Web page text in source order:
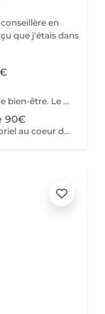
en
que j'étais dans
Offrez à vos pieds une véritable parenthèse de bien-être. Le Feet Spa Signature Bella Linea est un rituel de relaxation de 45 minutes, réalisé avec notre appareil, spécialement adapté aux pieds. L'association de l'eau chaude, des jets relaxants et d'un massage expert procure une sensation immédiate de légèreté tout en prenant soin de votre peau. Le déroulement du soin -Nettoyage et préparation des pieds -Bain relaxant avec jets d'eau -Gommage exfoliant pour éliminer les cellules mortes -Soin anti-callosités ciblé -Massage relaxant des pieds -Hydratation intense pour une peau douce et nourrie. Les bienfaits -Soulage les pieds fatigués -Diminue les sensations de lourdeur -Adoucit les callosités -Hydrate intensément la peau -Favorise la détente et réduit le stress Laisse les pieds doux et sublimés Que vous passiez vos journées debout, que vous pratiquiez une activité sportive ou que vous souhaitiez simplement vous accorder un moment pour vous, le Feet Spa Signature est le soin idéal pour retrouver des pieds légers et parfaitement entretenus.
90€
Bella Harmony vous invite à un voyage sensoriel au coeur de l'art ancestral du Kobido. Ce massage japonais du visage associe une gestuelle précise et rythmée à des mouvements délicats qui stimulent la circulation sanguine et énergétique, raffermissent les tissus et redonnent éclat au teint. Au-delà de son action anti-âge visible, il procure une profonde sensation de bien-être : Tonifie les muscles du visage et redessine les contours Stimule la circulation et l'éclat naturel de la peau Lisse les traits et atténue les signes de fatigue Apporte sérénité et détente intérieure. Un soin d'exception qui conjugue beauté et harmonie, pour préserver l'éclat et la jeunesse du visage de manière naturelle